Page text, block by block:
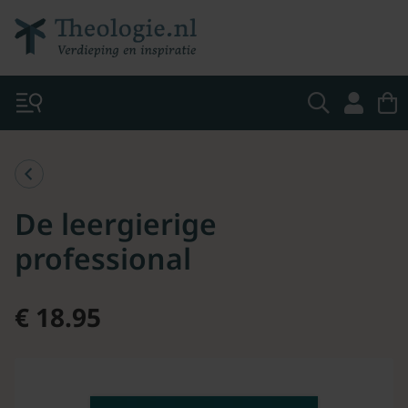
De leergierige
professional
€ 18.95